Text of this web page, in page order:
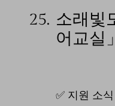
25. 소래빛
어교실
✅ 지원 소